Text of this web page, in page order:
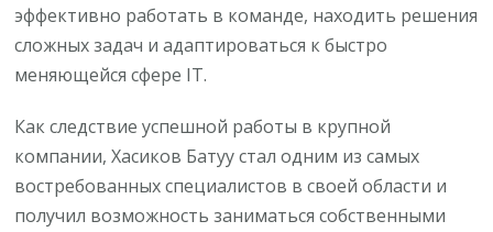
эффективно работать в команде, находить решения
сложных задач и адаптироваться к быстро
меняющейся сфере IT.
Как следствие успешной работы в крупной
компании, Хасиков Батуу стал одним из самых
востребованных специалистов в своей области и
получил возможность заниматься собственными